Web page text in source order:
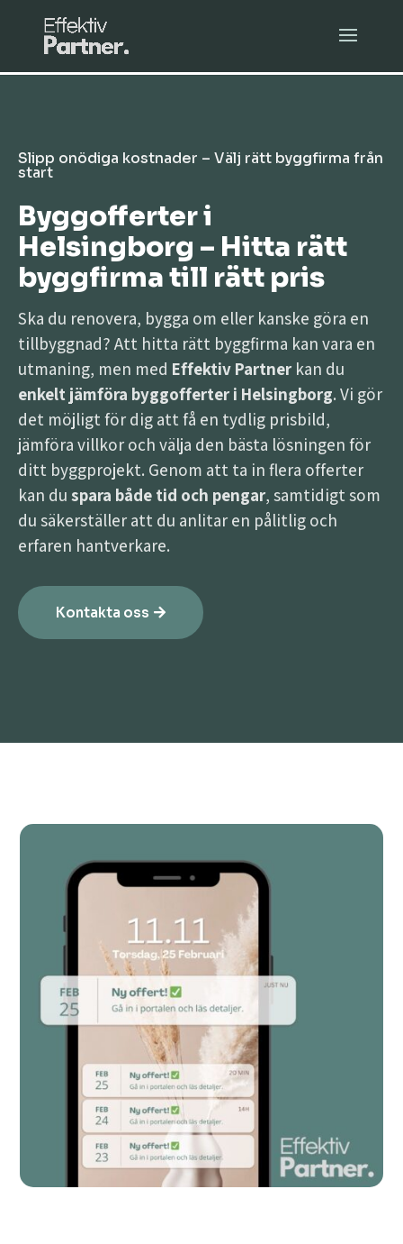
Slipp onödiga kostnader – Välj rätt byggfirma från
start
Byggofferter i
Helsingborg – Hitta rätt
byggfirma till rätt pris
Ska du renovera, bygga om eller kanske göra en
tillbyggnad? Att hitta rätt byggfirma kan vara en
utmaning, men med Effektiv Partner kan du
enkelt jämföra byggofferter i Helsingborg. Vi gör
det möjligt för dig att få en tydlig prisbild,
jämföra villkor och välja den bästa lösningen för
ditt byggprojekt. Genom att ta in flera offerter
kan du spara både tid och pengar, samtidigt som
du säkerställer att du anlitar en pålitlig och
erfaren hantverkare.
Kontakta oss